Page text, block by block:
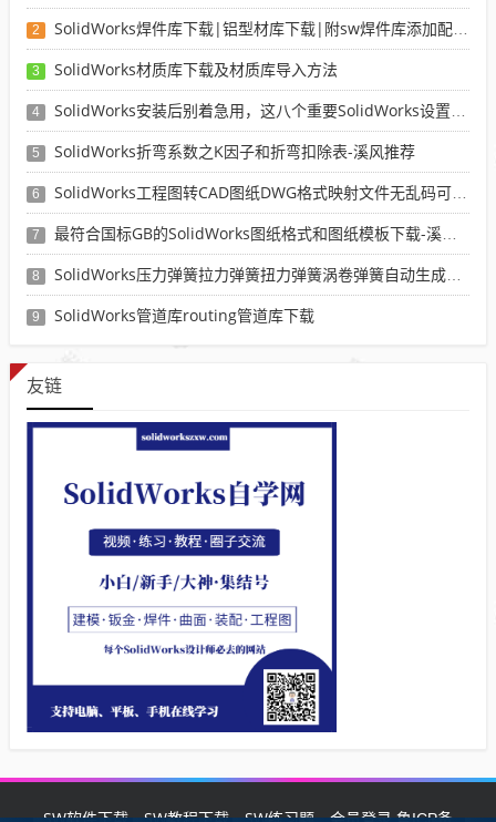
2 SolidWorks焊件库下载|铝型材库下载|附sw焊件库添加配置使用教程
3 SolidWorks材质库下载及材质库导入方法
4 SolidWorks安装后别着急用，这八个重要SolidWorks设置可以提高你的画图效率
5 SolidWorks折弯系数之K因子和折弯扣除表-溪风推荐
6 SolidWorks工程图转CAD图纸DWG格式映射文件无乱码可分层-溪风亲测推荐
7 最符合国标GB的SolidWorks图纸格式和图纸模板下载-溪风专用版
8 SolidWorks压力弹簧拉力弹簧扭力弹簧涡卷弹簧自动生成宏程序下载
9 SolidWorks管道库routing管道库下载
友链